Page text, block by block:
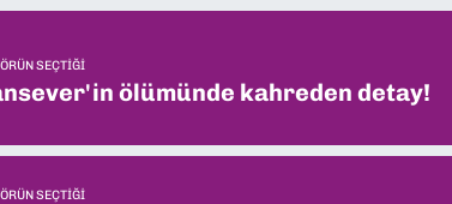
SEÇTIĞI
ölümünde kahreden detay!
SEÇTIĞI